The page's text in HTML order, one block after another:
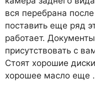
вся перебрана
поставить еще ряд
работает.
присутствовать с
Стоят хорошие
хорошее масло еще